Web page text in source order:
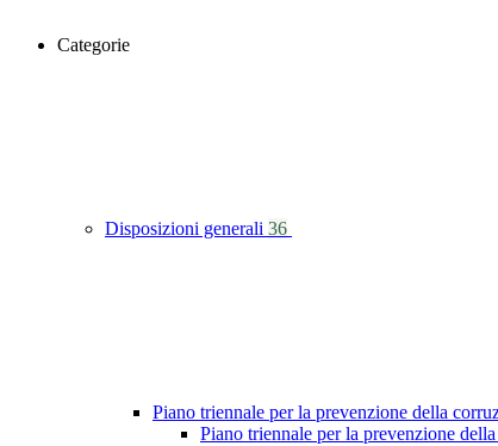
Categorie
Disposizioni generali 36
Piano triennale per la prevenzione della
Piano triennale per la prevenzione